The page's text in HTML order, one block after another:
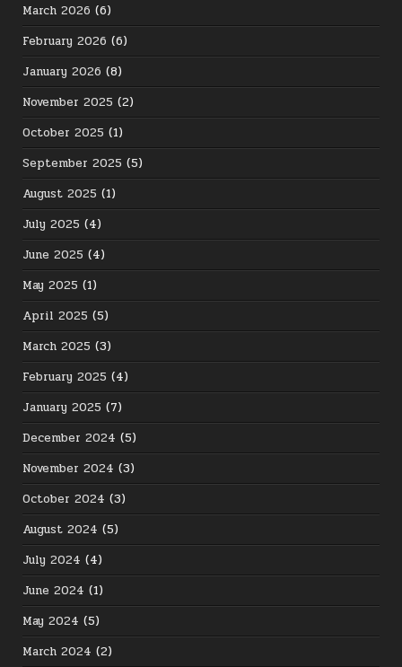
March 2026 (6)
February 2026 (6)
January 2026 (8)
November 2025 (2)
October 2025 (1)
September 2025 (5)
August 2025 (1)
July 2025 (4)
June 2025 (4)
May 2025 (1)
April 2025 (5)
March 2025 (3)
February 2025 (4)
January 2025 (7)
December 2024 (5)
November 2024 (3)
October 2024 (3)
August 2024 (5)
July 2024 (4)
June 2024 (1)
May 2024 (5)
March 2024 (2)